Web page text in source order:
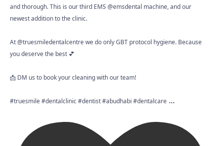
and thorough. This is our third EMS @emsdental machine, and our
newest addition to the clinic.
At @truesmiledentalcentre we do only GBT protocol hygiene. Because
you deserve the best 💕
📩 DM us to book your cleaning with our team!
#truesmile #dentalclinic #dentist #abudhabi #dentalcare ...